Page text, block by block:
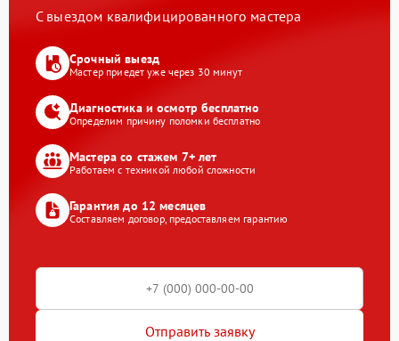
С выездом квалифицированного мастера
Срочный выезд
Мастер приедет уже через 30 минут
Диагностика и осмотр бесплатно
Определим причину поломки бесплатно
Мастера со стажем 7+ лет
Работаем с техникой любой сложности
Гарантия до 12 месяцев
Составляем договор, предоставляем гарантию
Отправить заявку